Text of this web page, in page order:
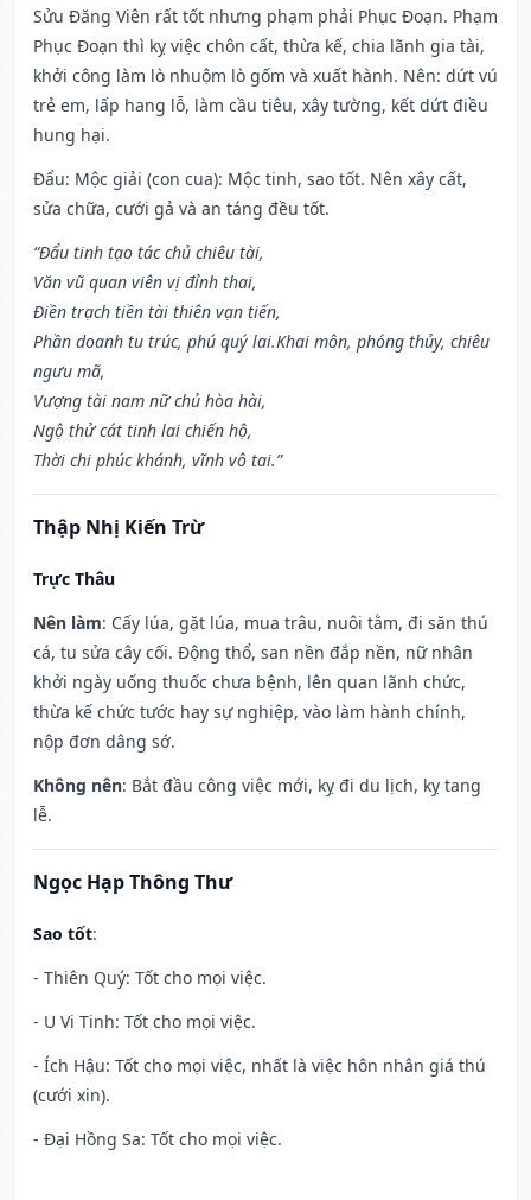
Sửu Đăng Viên rất tốt nhưng phạm phải Phục Đoạn. Phạm
Phục Đoạn thì kỵ việc chôn cất, thừa kế, chia lãnh gia tài,
khởi công làm lò nhuộm lò gốm và xuất hành. Nên: dứt vú
trẻ em, lấp hang lỗ, làm cầu tiêu, xây tường, kết dứt điều
hung hại.
Đẩu: Mộc giải (con cua): Mộc tinh, sao tốt. Nên xây cất,
sửa chữa, cưới gả và an táng đều tốt.
“Đẩu tinh tạo tác chủ chiêu tài,
Văn vũ quan viên vị đỉnh thai,
Điền trạch tiền tài thiên vạn tiến,
Phần doanh tu trúc, phú quý lai.Khai môn, phóng thủy, chiêu
ngưu mã,
Vượng tài nam nữ chủ hòa hài,
Ngộ thử cát tinh lai chiến hộ,
Thời chi phúc khánh, vĩnh vô tai.”
Thập Nhị Kiến Trừ
Trực Thâu
Nên làm: Cấy lúa, gặt lúa, mua trâu, nuôi tằm, đi săn thú
cá, tu sửa cây cối. Động thổ, san nền đắp nền, nữ nhân
khởi ngày uống thuốc chưa bệnh, lên quan lãnh chức,
thừa kế chức tước hay sự nghiệp, vào làm hành chính,
nộp đơn dâng sớ.
Không nên: Bắt đầu công việc mới, kỵ đi du lịch, kỵ tang
lễ.
Ngọc Hạp Thông Thư
Sao tốt:
- Thiên Quý: Tốt cho mọi việc.
- U Vi Tinh: Tốt cho mọi việc.
- Ích Hậu: Tốt cho mọi việc, nhất là việc hôn nhân giá thú
(cưới xin).
- Đại Hồng Sa: Tốt cho mọi việc.